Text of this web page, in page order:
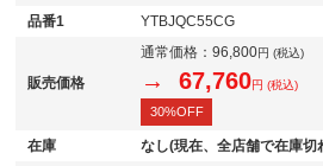
品番1
YTBJQC55CG
販売価格
通常価格：96,800円 (税込)
→ 67,760円 (税込)
30%OFF
在庫
なし(現在、全店舗で在庫切